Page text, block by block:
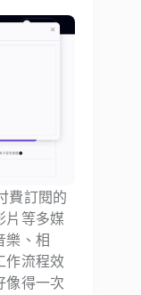
費訂閱的
片等多媒
樂、相
作流程效
像得一次